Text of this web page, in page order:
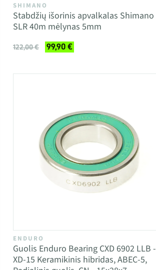
SHIMANO
Stabdžių išorinis apvalkalas Shimano
SLR 40m mėlynas 5mm
122,00 € 99,90 €
ENDURO
Guolis Enduro Bearing CXD 6902 LLB -
XD-15 Keramikinis hibridas, ABEC-5,